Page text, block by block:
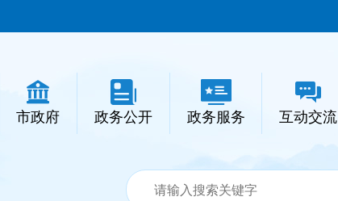
市政府 政务公开 政务服务 互动交流